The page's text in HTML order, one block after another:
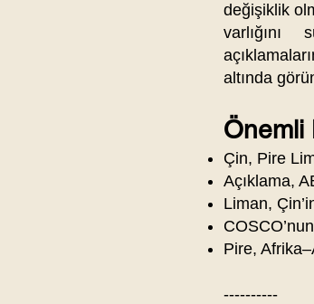
değişiklik
varlığını
altında
Önemli
Çin, Pire
Açıklama,
Liman,
Pire,
----------